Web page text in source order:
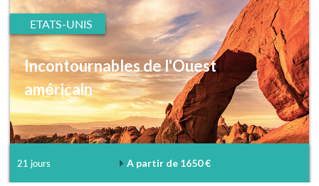
ETATS-UNIS
Incontournables de l'Ouest
américain
21 jours A partir de 1650 €